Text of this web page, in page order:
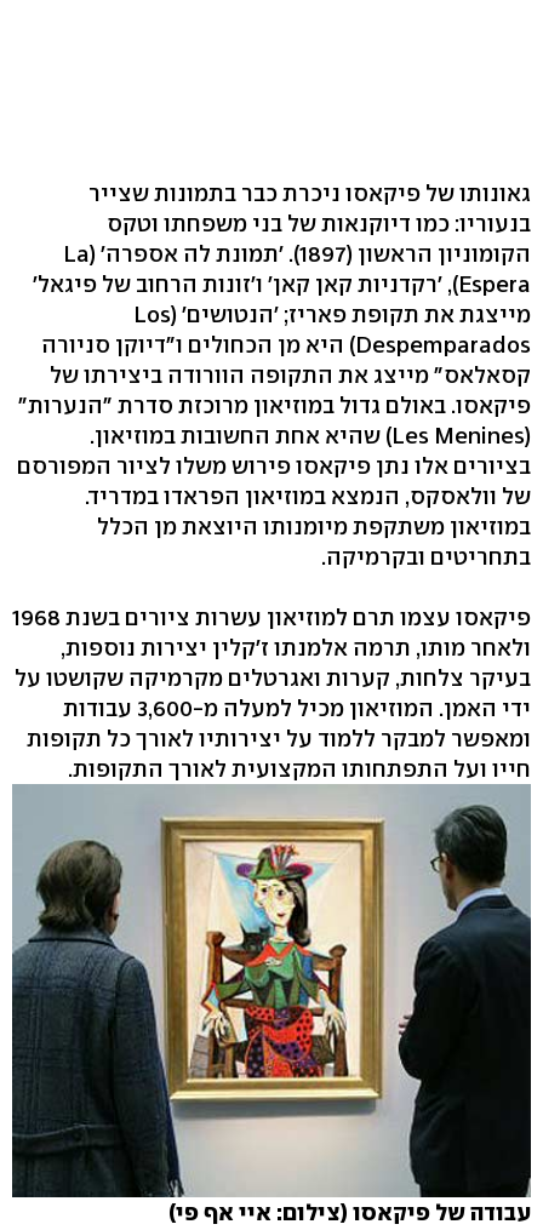
גאונותו של פיקאסו ניכרת כבר בתמונות שצייר
בנעוריו: כמו דיוקנאות של בני משפחתו וטקס
הקומוניון הראשון (1897). 'תמונת לה אספרה' (La
Espera), 'רקדניות קאן קאן' ו'זונות הרחוב של פיגאל'
מייצגת את תקופת פאריז; 'הנטושים' (Los
Despemparados) היא מן הכחולים ו"דיוקן סניורה
קסאלאס" מייצג את התקופה הוורודה ביצירתו של
פיקאסו. באולם גדול במוזיאון מרוכזת סדרת "הנערות"
(Les Menines) שהיא אחת החשובות במוזיאון.
בציורים אלו נתן פיקאסו פירוש משלו לציור המפורסם
של וולאסקס, הנמצא במוזיאון הפראדו במדריד.
במוזיאון משתקפת מיומנותו היוצאת מן הכלל
בתחריטים ובקרמיקה.
פיקאסו עצמו תרם למוזיאון עשרות ציורים בשנת 1968
ולאחר מותו, תרמה אלמנתו ז'קלין יצירות נוספות,
בעיקר צלחות, קערות ואגרטלים מקרמיקה שקושטו על
ידי האמן. המוזיאון מכיל למעלה מ-3,600 עבודות
ומאפשר למבקר ללמוד על יצירותיו לאורך כל תקופות
חייו ועל התפתחותו המקצועית לאורך התקופות.
עבודה של פיקאסו (צילום: איי אף פי)